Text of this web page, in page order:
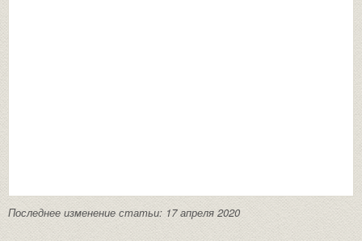
Последнее изменение статьи: 17 апреля 2020